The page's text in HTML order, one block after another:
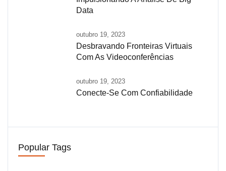
Data
outubro 19, 2023
Desbravando Fronteiras Virtuais
Com As Videoconferências
outubro 19, 2023
Conecte-Se Com Confiabilidade
Popular Tags